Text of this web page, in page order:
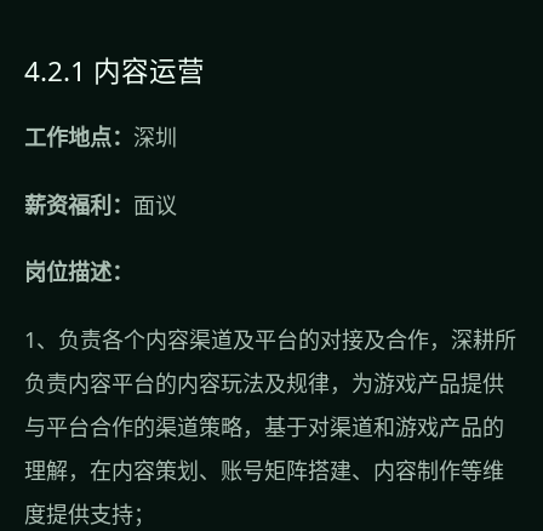
4.2.1 内容运营
工作地点： 深圳
薪资福利： 面议
岗位描述：
1、负责各个内容渠道及平台的对接及合作，深耕所
负责内容平台的内容玩法及规律，为游戏产品提供
与平台合作的渠道策略，基于对渠道和游戏产品的
理解，在内容策划、账号矩阵搭建、内容制作等维
度提供支持；